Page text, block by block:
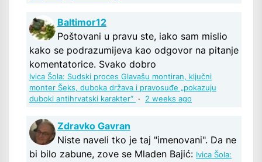
Baltimor12
Poštovani u pravu ste, iako sam mislio
kako se podrazumijeva kao odgovor na pitanje
komentatorice. Svako dobro
Ivica Šola: Sudski proces Glavašu montiran, ključni
monter Šeks, duboka država i pravosuđe „pokazuju
duboki antihrvatski karakter“ · 2 weeks ago
Zdravko Gavran
Niste naveli tko je taj "imenovani". Da ne
bi bilo zabune, zove se Mladen Bajić: Ivica Šola: